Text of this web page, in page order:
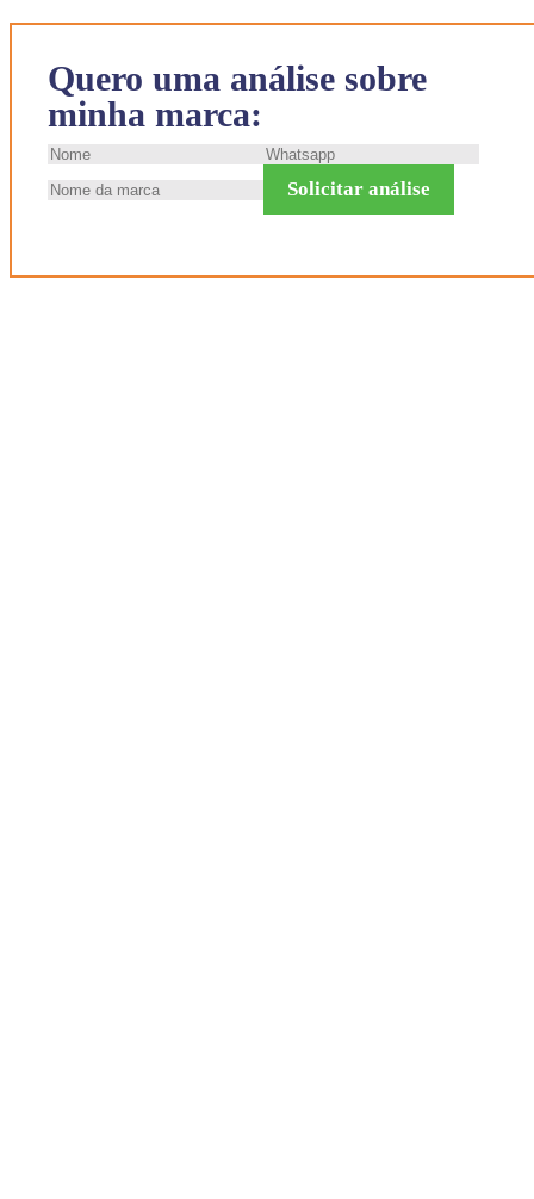
Quero uma análise sobre
minha marca:
Solicitar análise